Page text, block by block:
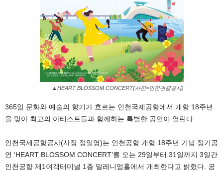
▲HEART BLOSSOM CONCERT(사진=인천관광공사)
365일 문화와 예술의 향기가 흐르는 인천국제공항에서 개항 18주년
을 맞아 최고의 아티스트들과 함께하는 특별한 공연이 열린다.
인천국제공항공사(사장 정일영)는 인천공항 개항 18주년 기념 정기공
연 ‘HEART BLOSSOM CONCERT’를 오는 29일부터 31일까지 3일간
인천공항 제1여객터미널 1층 밀레니엄홀에서 개최한다고 밝혔다. 공